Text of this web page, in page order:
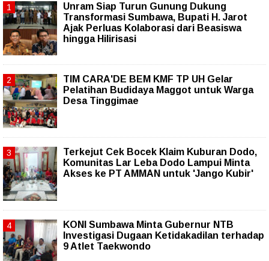
Unram Siap Turun Gunung Dukung
Transformasi Sumbawa, Bupati H. Jarot
Ajak Perluas Kolaborasi dari Beasiswa
hingga Hilirisasi
TIM CARA'DE BEM KMF TP UH Gelar
Pelatihan Budidaya Maggot untuk Warga
Desa Tinggimae
Terkejut Cek Bocek Klaim Kuburan Dodo,
Komunitas Lar Leba Dodo Lampui Minta
Akses ke PT AMMAN untuk 'Jango Kubir'
KONI Sumbawa Minta Gubernur NTB
Investigasi Dugaan Ketidakadilan terhadap
9 Atlet Taekwondo